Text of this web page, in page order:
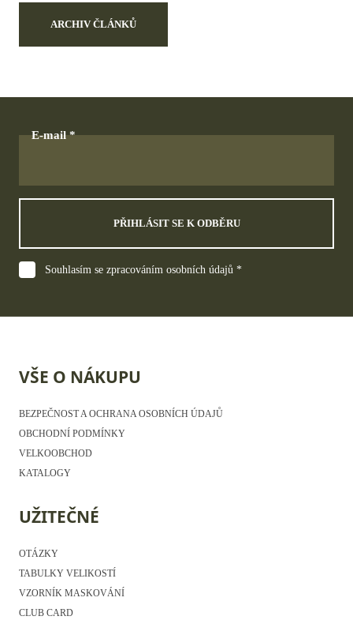
ARCHIV ČLÁNKŮ
E-mail
PŘIHLÁSIT SE K ODBĚRU
Souhlasím se zpracováním osobních údajů *
VŠE O NÁKUPU
BEZPEČNOST A OCHRANA OSOBNÍCH ÚDAJŮ
OBCHODNÍ PODMÍNKY
VELKOOBCHOD
KATALOGY
UŽITEČNÉ
OTÁZKY
TABULKY VELIKOSTÍ
VZORNÍK MASKOVÁNÍ
CLUB CARD